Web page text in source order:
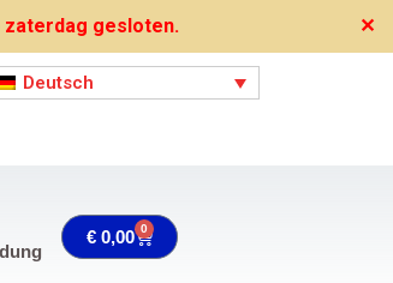
zaterdag gesloten. ✕
Deutsch
€ 0,00 0 Warenkorb